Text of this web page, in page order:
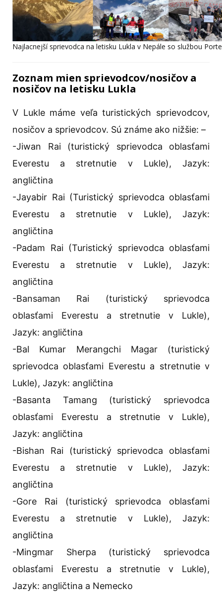
Najlacnejší sprievodca na letisku Lukla v Nepále so službou
Zoznam mien sprievodcov/nosičov a
nosičov na letisku Lukla
V Lukle máme veľa turistických sprievodcov,
nosičov a sprievodcov. Sú známe ako nižšie: –
-Jiwan Rai (turistický sprievodca oblasťami
Everestu a stretnutie v Lukle), Jazyk:
angličtina
-Jayabir Rai (Turistický sprievodca oblasťami
Everestu a stretnutie v Lukle), Jazyk:
angličtina
-Padam Rai (Turistický sprievodca oblasťami
Everestu a stretnutie v Lukle), Jazyk:
angličtina
-Bansaman Rai (turistický sprievodca
oblasťami Everestu a stretnutie v Lukle),
Jazyk: angličtina
-Bal Kumar Merangchi Magar (turistický
sprievodca oblasťami Everestu a stretnutie v
Lukle), Jazyk: angličtina
-Basanta Tamang (turistický sprievodca
oblasťami Everestu a stretnutie v Lukle),
Jazyk: angličtina
-Bishan Rai (turistický sprievodca oblasťami
Everestu a stretnutie v Lukle), Jazyk:
angličtina
-Gore Rai (turistický sprievodca oblasťami
Everestu a stretnutie v Lukle), Jazyk:
angličtina
-Mingmar Sherpa (turistický sprievodca
oblasťami Everestu a stretnutie v Lukle),
Jazyk: angličtina a Nemecko